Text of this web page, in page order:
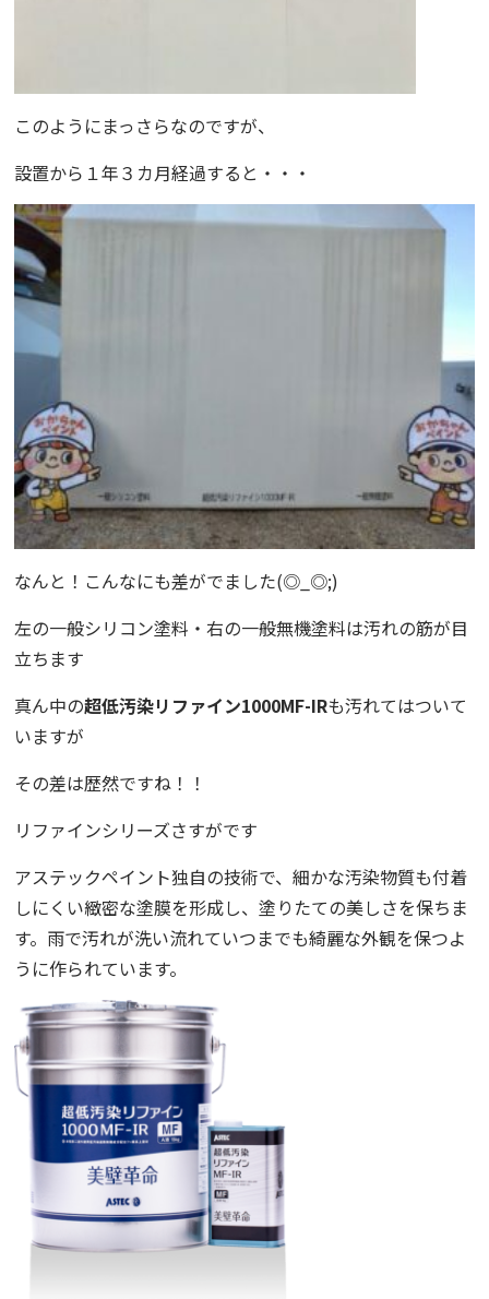
このようにまっさらなのですが、
設置から１年３カ月経過すると・・・
なんと！こんなにも差がでました(◎_◎;)
左の一般シリコン塗料・右の一般無機塗料は汚れの筋が目
立ちます
真ん中の超低汚染リファイン1000MF-IRも汚れてはついて
いますが
その差は歴然ですね！！
リファインシリーズさすがです
アステックペイント独自の技術で、細かな汚染物質も付着
しにくい緻密な塗膜を形成し、塗りたての美しさを保ちま
す。雨で汚れが洗い流れていつまでも綺麗な外観を保つよ
うに作られています。